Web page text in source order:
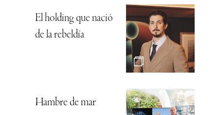
El holding que nació
de la rebeldía
Hambre de mar